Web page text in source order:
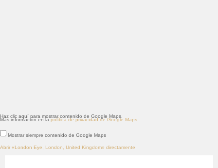
Haz clic aquí para mostrar contenido de Google Maps.
Más información en la política de privacidad de Google Maps.
Mostrar siempre contenido de Google Maps
Abrir «London Eye, London, United Kingdom» directamente